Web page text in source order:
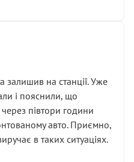
Тобто оплачена
знімати колеса”
можна
робіт без
дякую!
абсурдно:
рідини потрібно
циліндром у
залишив на станції. Уже
і пояснили, що
півтори години
авто. Приємно,
в таких ситуаціях.